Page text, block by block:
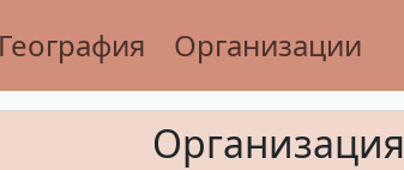
География Организации
Организация